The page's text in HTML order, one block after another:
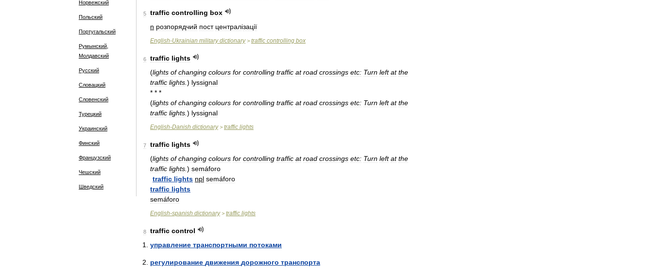
Норвежский
Польский
Португальский
Румынский,
Молдавский
Русский
Словацкий
Словенский
Турецкий
Украинский
Финский
Французский
Чешский
Шведский
5 traffic controlling box
n розпорядчий пост централізації
English-Ukrainian military dictionary> traffic controlling box
6 traffic lights
(lights of changing colours for controlling traffic at road crossings etc: Turn left at the
traffic lights ) lyssignal
* * *
(lights of changing colours for controlling traffic at road crossings etc: Turn left at the
traffic lights ) lyssignal
English-Danish dictionary> traffic lights
7 traffic lights
(lights of changing colours for controlling traffic at road crossings etc: Turn left at the
traffic lights ) semáforo
traffic lights npl semáforo
traffic lights
semáforo
English-spanish dictionary> traffic lights
8 traffic control
управление транспортными потоками
регулирование движения дорожного транспорта